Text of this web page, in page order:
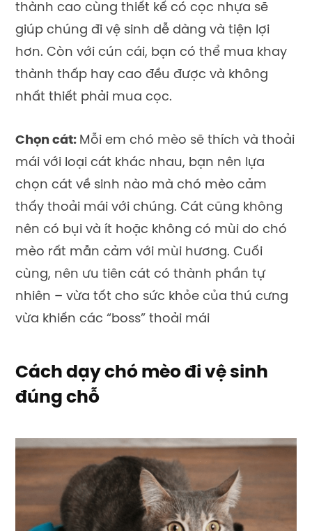
thành cao cùng thiết kế có cọc nhựa sẽ
giúp chúng đi vệ sinh dễ dàng và tiện lợi
hơn. Còn với cún cái, bạn có thể mua khay
thành thấp hay cao đều được và không
nhất thiết phải mua cọc.
Chọn cát: Mỗi em chó mèo sẽ thích và thoải
mái với loại cát khác nhau, bạn nên lựa
chọn cát về sinh nào mà chó mèo cảm
thấy thoải mái với chúng. Cát cũng không
nên có bụi và ít hoặc không có mùi do chó
mèo rất mẫn cảm với mùi hương. Cuối
cùng, nên ưu tiên cát có thành phần tự
nhiên – vừa tốt cho sức khỏe của thú cưng
vừa khiến các “boss” thoải mái
Cách dạy chó mèo đi vệ sinh
đúng chỗ